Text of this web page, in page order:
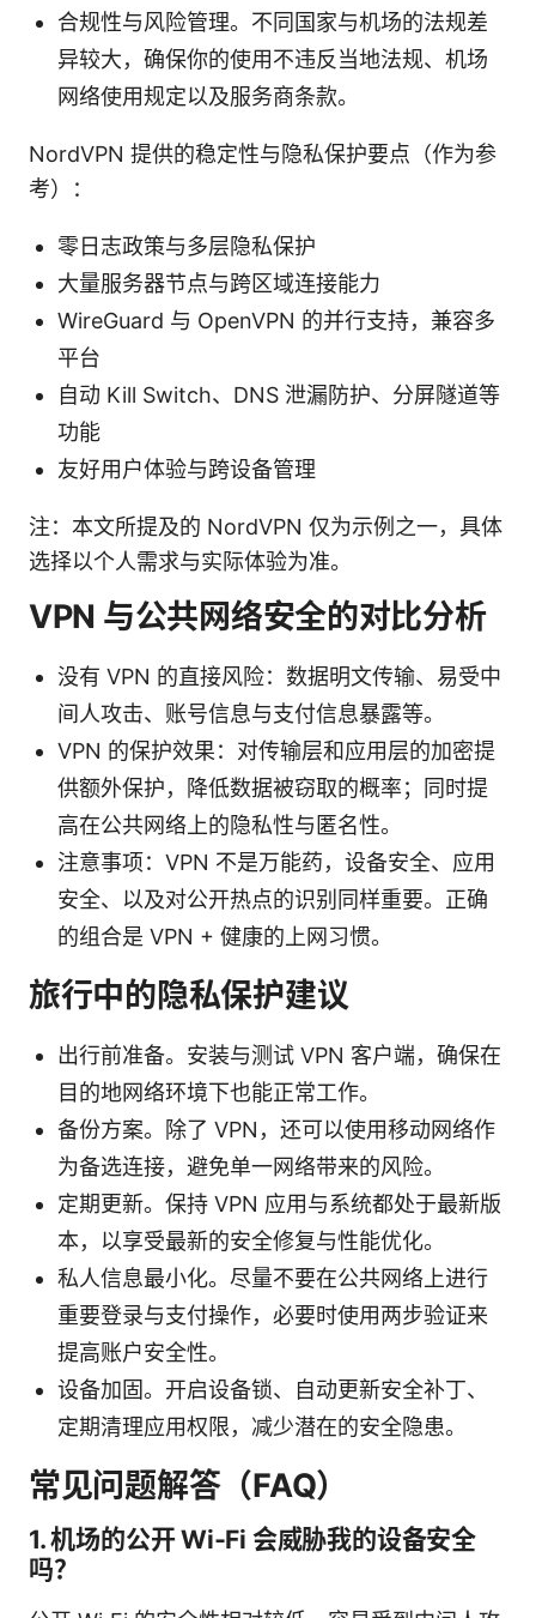
合规性与风险管理。不同国家与机场的法规差
异较大，确保你的使用不违反当地法规、机场
网络使用规定以及服务商条款。
NordVPN 提供的稳定性与隐私保护要点（作为参
考）：
零日志政策与多层隐私保护
大量服务器节点与跨区域连接能力
WireGuard 与 OpenVPN 的并行支持，兼容多
平台
自动 Kill Switch、DNS 泄漏防护、分屏隧道等
功能
友好用户体验与跨设备管理
注：本文所提及的 NordVPN 仅为示例之一，具体
选择以个人需求与实际体验为准。
VPN 与公共网络安全的对比分析
没有 VPN 的直接风险：数据明文传输、易受中
间人攻击、账号信息与支付信息暴露等。
VPN 的保护效果：对传输层和应用层的加密提
供额外保护，降低数据被窃取的概率；同时提
高在公共网络上的隐私性与匿名性。
注意事项：VPN 不是万能药，设备安全、应用
安全、以及对公开热点的识别同样重要。正确
的组合是 VPN + 健康的上网习惯。
旅行中的隐私保护建议
出行前准备。安装与测试 VPN 客户端，确保在
目的地网络环境下也能正常工作。
备份方案。除了 VPN，还可以使用移动网络作
为备选连接，避免单一网络带来的风险。
定期更新。保持 VPN 应用与系统都处于最新版
本，以享受最新的安全修复与性能优化。
私人信息最小化。尽量不要在公共网络上进行
重要登录与支付操作，必要时使用两步验证来
提高账户安全性。
设备加固。开启设备锁、自动更新安全补丁、
定期清理应用权限，减少潜在的安全隐患。
常见问题解答（FAQ）
1. 机场的公开 Wi‑Fi 会威胁我的设备安全
吗？